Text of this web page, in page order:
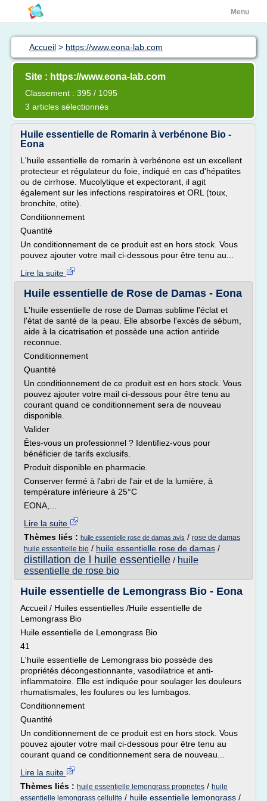
Menu
Accueil > https://www.eona-lab.com
Site : https://www.eona-lab.com
Classement : 395 / 1095
3 articles sélectionnés
Huile essentielle de Romarin à verbénone Bio -
Eona
L'huile essentielle de romarin à verbénone est un excellent
protecteur et régulateur du foie, indiqué en cas d'hépatites
ou de cirrhose. Mucolytique et expectorant, il agit
également sur les infections respiratoires et ORL (toux,
bronchite, otite).
Conditionnement
Quantité
Un conditionnement de ce produit est en hors stock. Vous
pouvez ajouter votre mail ci-dessous pour être tenu au...
Lire la suite
Huile essentielle de Rose de Damas - Eona
L'huile essentielle de rose de Damas sublime l'éclat et
l'état de santé de la peau. Elle absorbe l'excès de sébum,
aide à la cicatrisation et possède une action antiride
reconnue.
Conditionnement
Quantité
Un conditionnement de ce produit est en hors stock. Vous
pouvez ajouter votre mail ci-dessous pour être tenu au
courant quand ce conditionnement sera de nouveau
disponible.
Valider
Êtes-vous un professionnel ? Identifiez-vous pour
bénéficier de tarifs exclusifs.
Produit disponible en pharmacie.
Conserver fermé à l'abri de l'air et de la lumière, à
température inférieure à 25°C
EONA,...
Lire la suite
Thèmes liés : huile essentielle rose de damas avis / rose de damas
huile essentielle bio / huile essentielle rose de damas /
distillation de l huile essentielle / huile
essentielle de rose bio
Huile essentielle de Lemongrass Bio - Eona
Accueil / Huiles essentielles /Huile essentielle de
Lemongrass Bio
Huile essentielle de Lemongrass Bio
41
L'huile essentielle de Lemongrass bio possède des
propriétés décongestionnante, vasodilatrice et anti-
inflammatoire. Elle est indiquée pour soulager les douleurs
rhumatismales, les foulures ou les lumbagos.
Conditionnement
Quantité
Un conditionnement de ce produit est en hors stock. Vous
pouvez ajouter votre mail ci-dessous pour être tenu au
courant quand ce conditionnement sera de nouveau...
Lire la suite
Thèmes liés : huile essentielle lemongrass proprietes / huile
essentielle lemongrass cellulite / huile essentielle lemongrass /